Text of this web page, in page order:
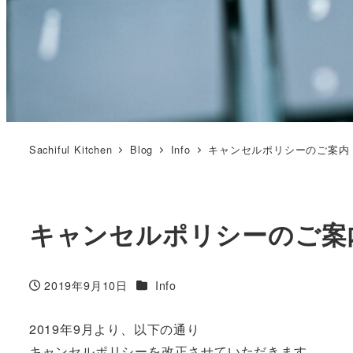
Sachiful Kitchen Blog Info キャンセルポリシーのご案内
キャンセルポリシーのご
投稿日
2019年9月10日 カテゴリー
Info
2019年9月より、以下の通り